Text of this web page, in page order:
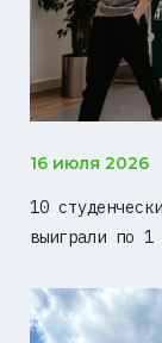
16 июля 2026
10
выиграли по 1